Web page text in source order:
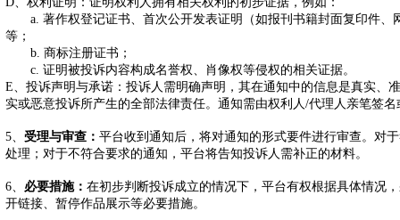
a. 著作权登记证书、首次公开发表证明（如报刊书籍封面复印件、
等；
b. 商标注册证书；
c. 证明被投诉内容构成名誉权、肖像权等侵权的相关证据。
E、投诉声明与承诺：投诉人需明确声明，其在通知中的信息是真实、
实或恶意投诉所产生的全部法律责任。通知需由权利人/代理人亲笔签名
5、 受理与审查： 平台收到通知后，将对通知的形式要件进行审查。对
处理；对于不符合要求的通知，平台将告知投诉人需补正的材料。
6、 必要措施： 在初步判断投诉成立的情况下，平台有权根据具体情况
开链接、暂停作品展示等必要措施。